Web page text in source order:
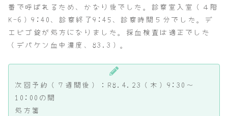
番で呼ばれるため、かなり後でした。診察室入室（４階
K-6）9:40、診察終了9:45、診察時間５分でした。デ
エビゴ錠が処方になりました。採血検査は適正でした
（デパケン血中濃度、83.3）。
次回予約（７週間後）：R8.4.23（木）9:30～
10:00の間
処方箋